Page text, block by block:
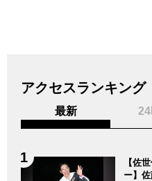
アクセスランキング
最新 24
【佐
ー】